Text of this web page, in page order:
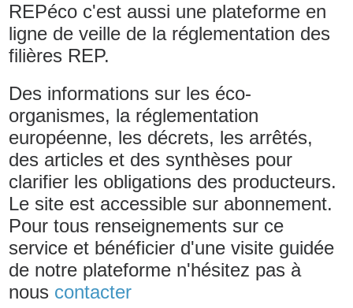
REPéco c'est aussi une plateforme en
ligne de veille de la réglementation des
filières REP.
Des informations sur les éco-
organismes, la réglementation
européenne, les décrets, les arrêtés,
des articles et des synthèses pour
clarifier les obligations des producteurs.
Le site est accessible sur abonnement.
Pour tous renseignements sur ce
service et bénéficier d'une visite guidée
de notre plateforme n'hésitez pas à
nous contacter